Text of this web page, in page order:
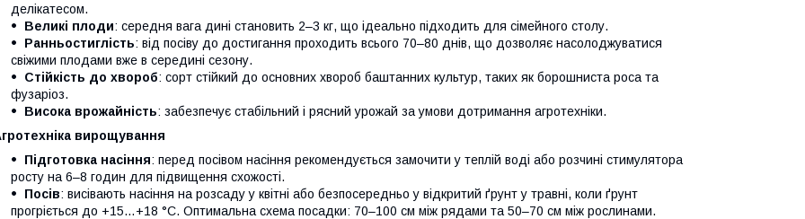
делікатесом.
Великі плоди: середня вага дині становить 2–3 кг, що ідеально підходить для сімейного столу.
Ранньостиглість: від посіву до достигання проходить всього 70–80 днів, що дозволяє насолоджуватися
свіжими плодами вже в середині сезону.
Стійкість до хвороб: сорт стійкий до основних хвороб баштанних культур, таких як борошниста роса та
фузаріоз.
Висока врожайність: забезпечує стабільний і рясний урожай за умови дотримання агротехніки.
вирощування
Підготовка насіння: перед посівом насіння рекомендується замочити у теплій воді або розчині стимулятора
росту на 6–8 годин для підвищення схожості.
Посів: висівають насіння на розсаду у квітні або безпосередньо у відкритий ґрунт у травні, коли ґрунт
прогріється до +15…+18 °C. Оптимальна схема посадки: 70–100 см між рядами та 50–70 см між рослинами.